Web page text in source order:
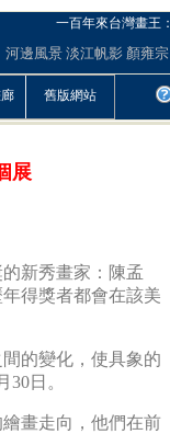
一百年來台灣畫王：
河邊風景 淡江帆影 顏雍宗
舊版網站
展
新秀畫家：陳孟
得獎者都會在該美
的變化，使具象的
日。
畫走向，他們在前